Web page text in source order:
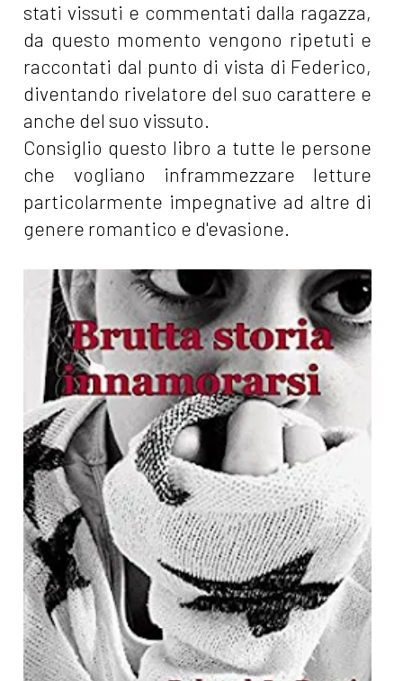
stati vissuti e commentati dalla ragazza,
da questo momento vengono ripetuti e
raccontati dal punto di vista di Federico,
diventando rivelatore del suo carattere e
anche del suo vissuto.
Consiglio questo libro a tutte le persone
che vogliano inframmezzare letture
particolarmente impegnative ad altre di
genere romantico e d'evasione.